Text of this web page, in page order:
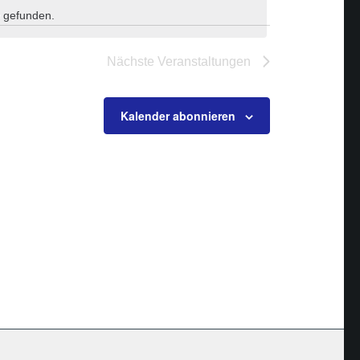
Nächste Veranstaltungen
Kalender abonnieren